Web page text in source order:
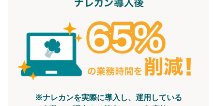
※ナレカンを実際に導入し、運用している